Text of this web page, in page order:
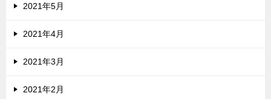
2021年5月
2021年4月
2021年3月
2021年2月